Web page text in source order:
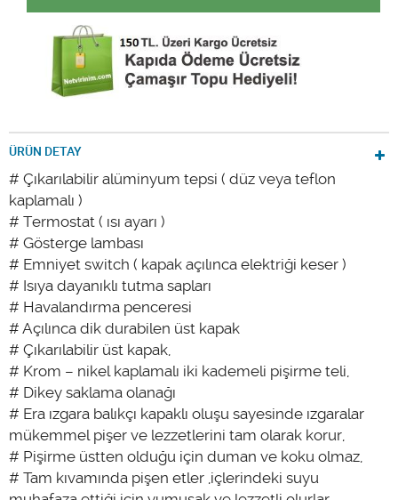
ÜRÜN DETAY
# Çıkarılabilir alüminyum tepsi ( düz veya teflon
kaplamalı )
# Termostat ( ısı ayarı )
# Gösterge lambası
# Emniyet switch ( kapak açılınca elektriği keser )
# Isıya dayanıklı tutma sapları
# Havalandırma penceresi
# Açılınca dik durabilen üst kapak
# Çıkarılabilir üst kapak,
# Krom – nikel kaplamalı iki kademeli pişirme teli,
# Dikey saklama olanağı
# Era ızgara balıkçı kapaklı oluşu sayesinde ızgaralar
mükemmel pişer ve lezzetlerini tam olarak korur,
# Pişirme üstten olduğu için duman ve koku olmaz,
# Tam kıvamında pişen etler ,içlerindeki suyu